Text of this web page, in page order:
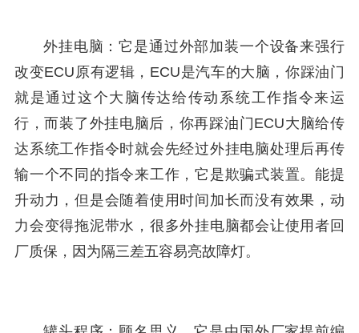
外挂电脑：它是通过外部加装一个设备来强行
改变ECU原有逻辑，ECU是汽车的大脑，你踩油门
就是通过这个大脑传达给传动系统工作指令来运
行，而装了外挂电脑后，你再踩油门ECU大脑给传
达系统工作指令时就会先经过外挂电脑处理后再传
输一个不同的指令来工作，它是欺骗式装置。能提
升动力，但是会随着使用时间加长而没有效果，动
力会变得拖泥带水，很多外挂电脑都会让使用者回
厂质保，因为隔三差五容易亮故障灯。